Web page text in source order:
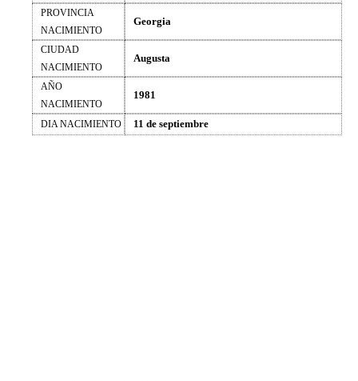
PROVINCIA
NACIMIENTO
Georgia
CIUDAD
NACIMIENTO
Augusta
AÑO
NACIMIENTO
1981
DIA NACIMIENTO 11 de septiembre